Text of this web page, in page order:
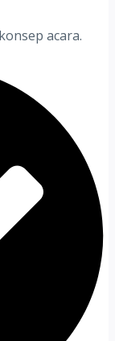
acara.